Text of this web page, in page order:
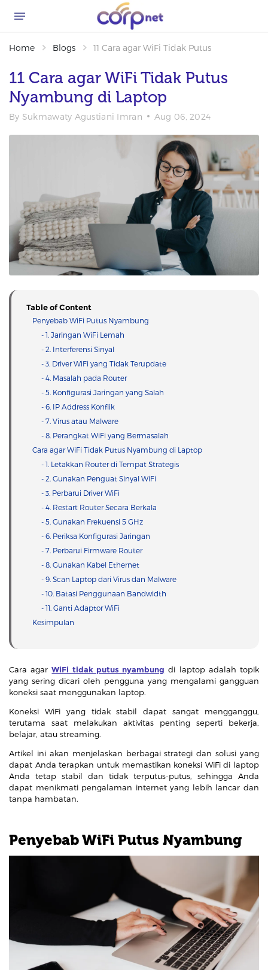
Home Blogs 11 Cara agar WiFi Tidak Putus Nyambung
11 Cara agar WiFi Tidak Putus
Nyambung di Laptop
By Sukmawaty Agustiani Imran Aug 06, 2024
Table of Content
Penyebab WiFi Putus Nyambung
- 1. Jaringan WiFi Lemah
- 2. Interferensi Sinyal
- 3. Driver WiFi yang Tidak Terupdate
- 4. Masalah pada Router
- 5. Konfigurasi Jaringan yang Salah
- 6. IP Address Konflik
- 7. Virus atau Malware
- 8. Perangkat WiFi yang Bermasalah
Cara agar WiFi Tidak Putus Nyambung di Laptop
- 1. Letakkan Router di Tempat Strategis
- 2. Gunakan Penguat Sinyal WiFi
- 3. Perbarui Driver WiFi
- 4. Restart Router Secara Berkala
- 5. Gunakan Frekuensi 5 GHz
- 6. Periksa Konfigurasi Jaringan
- 7. Perbarui Firmware Router
- 8. Gunakan Kabel Ethernet
- 9. Scan Laptop dari Virus dan Malware
- 10. Batasi Penggunaan Bandwidth
- 11. Ganti Adaptor WiFi
Kesimpulan
Cara agarWiFi tidak putus nyambung di laptop adalah topik
yang sering dicari oleh pengguna yang mengalami gangguan
koneksi saat menggunakan laptop.
Koneksi WiFi yang tidak stabil dapat sangat mengganggu,
terutama saat melakukan aktivitas penting seperti bekerja,
belajar, atau streaming.
Artikel ini akan menjelaskan berbagai strategi dan solusi yang
dapat Anda terapkan untuk memastikan koneksi WiFi di laptop
Anda tetap stabil dan tidak terputus-putus, sehingga Anda
dapat menikmati pengalaman internet yang lebih lancar dan
tanpa hambatan.
Penyebab WiFi Putus Nyambung